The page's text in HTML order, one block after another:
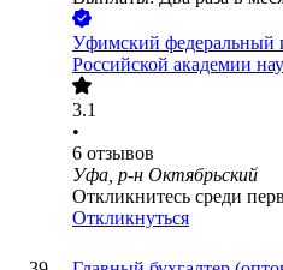
Уфимский федеральный
Российской академии
3.1
•
6 отзывов
Уфа, р-н Октябрьский
Откликнитесь среди
Откликнуться